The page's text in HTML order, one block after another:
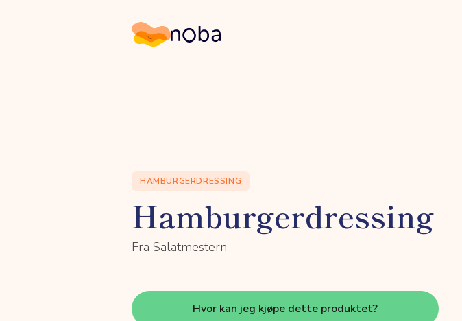
Noba
HAMBURGERDRESSING
Hamburgerdressing
Fra Salatmestern
Hvor kan jeg kjøpe dette produktet?